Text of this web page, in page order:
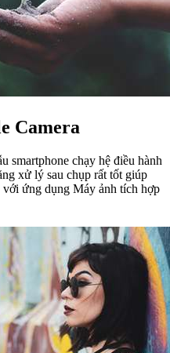
Camera
smartphone chạy hệ điều hành
xử lý sau chụp rất tốt giúp
ứng dụng Máy ảnh tích hợp